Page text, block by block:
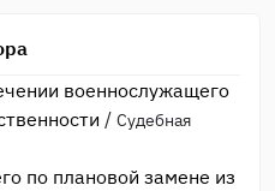
военнослужащего
/ Судебная
по плановой замене из